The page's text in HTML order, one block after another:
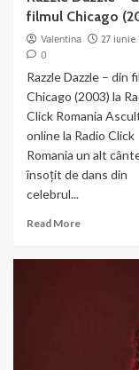
filmul Chicago
Valentina
27 iunie
0
Razzle Dazzle – din
Chicago (2003) la
Click Romania
online la Radio Click
Romania un alt
însoțit de dans din
celebrul...
Read MoreRead